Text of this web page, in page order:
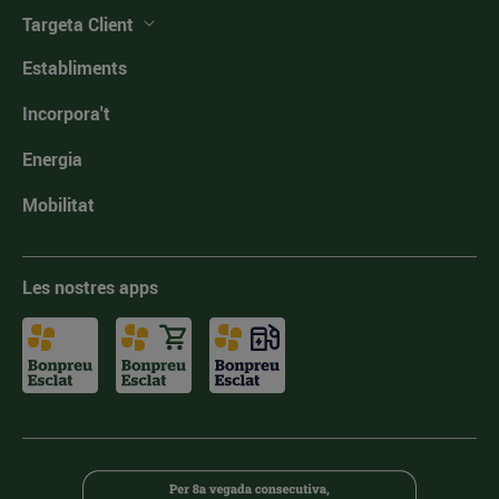
Targeta Client
Establiments
Incorpora't
Energia
Mobilitat
Les nostres apps